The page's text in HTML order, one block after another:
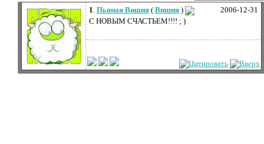
2006-12-31
1. Пьяная Вишня ( Вишня )
С НОВЫМ СЧАСТЬЕМ!!!! ; )